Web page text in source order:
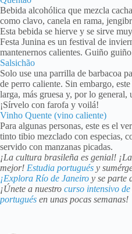
Bebida alcohólica que mezcla
como clavo, canela en rama,
Esta bebida se hierve y se sirve
Festa Junina es un festival de
mantenernos calientes. Guiño
Salsichão
Solo use una parrilla de barbacoa
de perro caliente. Sin embargo,
larga, más gruesa y, por lo general,
¡Sírvelo con farofa y voilá!
Vinho Quente (vino caliente)
Para algunas personas, este es el
tinto tibio mezclado con especias,
servido con manzanas picadas.
¡La cultura brasileña es genial!
mejor! Estudia portugués y
¡Explora Río de Janeiro y se parte
¡Únete a nuestro curso intensivo
portugués en unas pocas semanas!